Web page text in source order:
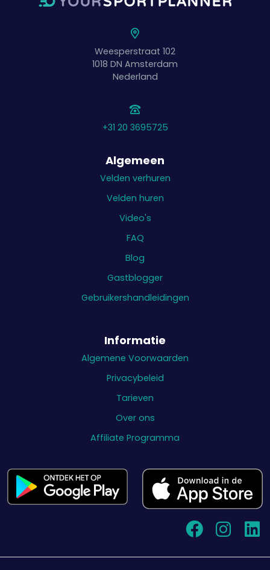
Weesperstraat 102
1018 DN Amsterdam
Nederland
+31 20 3695725
Algemeen
Velden verhuren
Velden huren
Video's
FAQ
Blog
Gastblogger
Gebruikershandleidingen
Informatie
Algemene Voorwaarden
Privacybeleid
Tarieven
Over ons
Affiliate Programma